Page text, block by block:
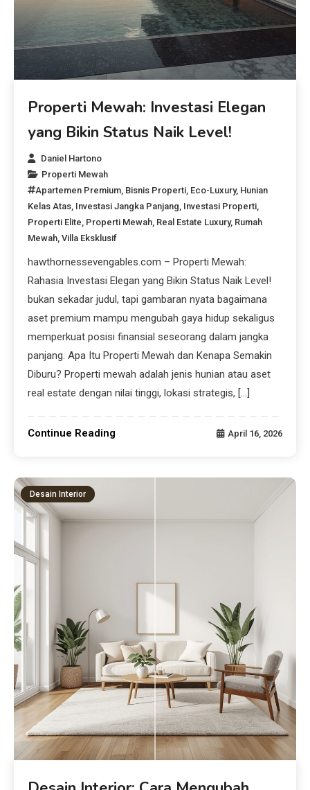
Properti Mewah: Investasi Elegan
yang Bikin Status Naik Level!
Daniel Hartono
Properti Mewah
Apartemen Premium Bisnis Properti Eco-Luxury, Hunian
Kelas Atas Investasi Jangka Panjang Investasi Properti
Properti Elite Properti Mewah Real Estate Luxury, Rumah
Mewah ,Villa Eksklusif
hawthornessevengables.com – Properti Mewah:
Rahasia Investasi Elegan yang Bikin Status Naik Level!
bukan sekadar judul, tapi gambaran nyata bagaimana
aset premium mampu mengubah gaya hidup sekaligus
memperkuat posisi finansial seseorang dalam jangka
panjang. Apa Itu Properti Mewah dan Kenapa Semakin
Diburu? Properti mewah adalah jenis hunian atau aset
real estate dengan nilai tinggi, lokasi strategis, […]
Continue Reading April 16, 2026
Desain Interior